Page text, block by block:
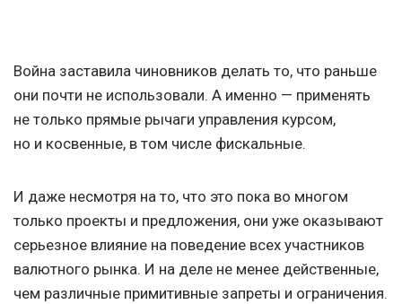
Война заставила чиновников делать то, что раньше
они почти не использовали. А именно — применять
не только прямые рычаги управления курсом,
но и косвенные, в том числе фискальные.
И даже несмотря на то, что это пока во многом
только проекты и предложения, они уже оказывают
серьезное влияние на поведение всех участников
валютного рынка. И на деле не менее действенные,
чем различные примитивные запреты и ограничения.